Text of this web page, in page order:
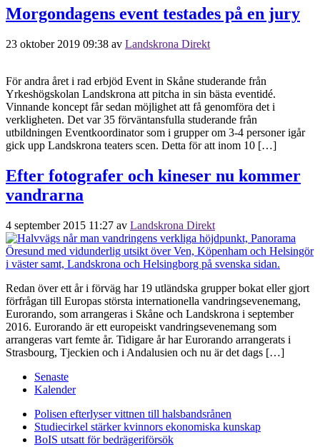
Morgondagens event testades på en jury
23 oktober 2019 09:38 av Landskrona Direkt
För andra året i rad erbjöd Event in Skåne studerande från
Yrkeshögskolan Landskrona att pitcha in sin bästa eventidé.
Vinnande koncept får sedan möjlighet att få genomföra det i
verkligheten. Det var 35 förväntansfulla studerande från
utbildningen Eventkoordinator som i grupper om 3-4 personer igår
gick upp Landskrona teaters scen. Detta för att inom 10 […]
Efter fotografer och kineser nu kommer
vandrarna
4 september 2015 11:27 av Landskrona Direkt
Redan över ett år i förväg har 19 utländska grupper bokat eller gjort
förfrågan till Europas största internationella vandringsevenemang,
Eurorando, som arrangeras i Skåne och Landskrona i september
2016. Eurorando är ett europeiskt vandringsevenemang som
arrangeras vart femte år. Tidigare år har Eurorando arrangerats i
Strasbourg, Tjeckien och i Andalusien och nu är det dags […]
Senaste
Kalender
Polisen efterlyser vittnen till halsbandsrånen
Studiecirkel stärker kvinnors ekonomiska kunskap
BoIS utsatt för bedrägeriförsök